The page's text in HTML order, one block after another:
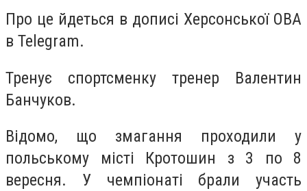
Про це йдеться в дописі Херсонської ОВА
в Telegram.
Тренує спортсменку тренер Валентин
Банчуков.
Відомо, що змагання проходили у
польському місті Кротошин з 3 по 8
вересня. У чемпіонаті брали участь